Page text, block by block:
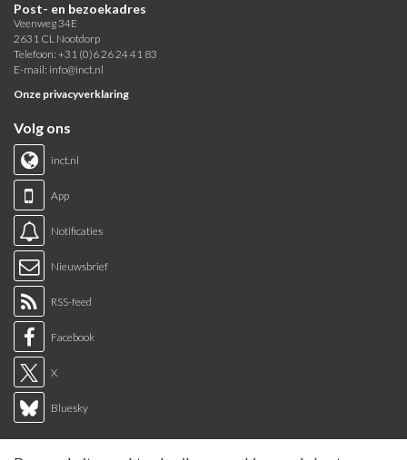
Post- en bezoekadres
Veenweg 34E
2631 CL Nootdorp
Telefoon: +31 (0)6 26 24 41 83
E-mail: info@inct.nl
Onze privacyverklaring
Volg ons
inct.nl
App
Notificaties
Nieuwsbrief
RSS-feed
Facebook
X
Bluesky